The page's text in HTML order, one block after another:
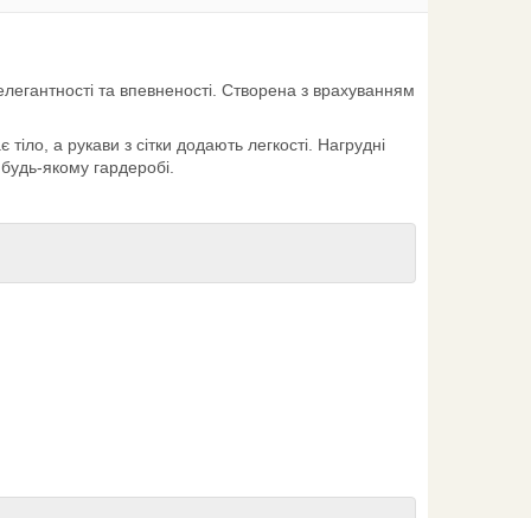
та впевненості. Створена з врахуванням
а рукави з сітки додають легкості. Нагрудні
якому гардеробі.